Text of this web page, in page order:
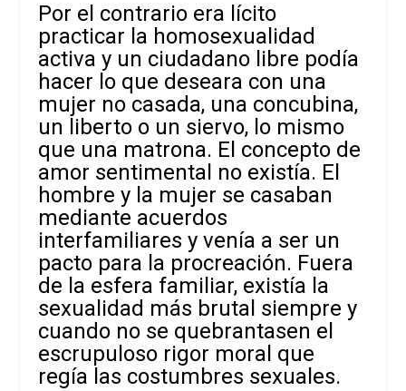
Por el contrario era lícito
practicar la homosexualidad
activa y un ciudadano libre podía
hacer lo que deseara con una
mujer no casada, una concubina,
un liberto o un siervo, lo mismo
que una matrona. El concepto de
amor sentimental no existía. El
hombre y la mujer se casaban
mediante acuerdos
interfamiliares y venía a ser un
pacto para la procreación. Fuera
de la esfera familiar, existía la
sexualidad más brutal siempre y
cuando no se quebrantasen el
escrupuloso rigor moral que
regía las costumbres sexuales.